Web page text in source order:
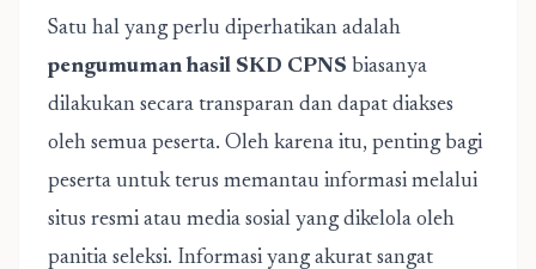
Satu hal yang perlu diperhatikan adalah
pengumuman hasil SKD CPNS biasanya
dilakukan secara transparan dan dapat diakses
oleh semua peserta. Oleh karena itu, penting bagi
peserta untuk terus memantau informasi melalui
situs resmi atau media sosial yang dikelola oleh
panitia seleksi. Informasi yang akurat sangat